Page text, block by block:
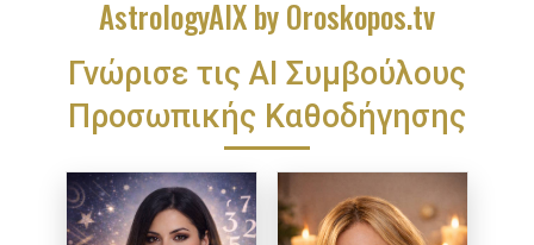
AstrologyAIX by Oroskopos.tv
Γνώρισε τις ΑΙ Συμβούλους
Προσωπικής Καθοδήγησης